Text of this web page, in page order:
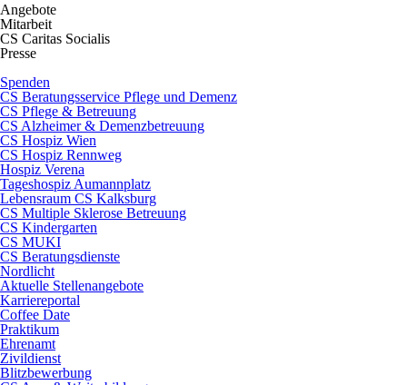
Angebote
Mitarbeit
CS Caritas Socialis
Presse
Spenden
CS Beratungsservice Pflege und Demenz
CS Pflege & Betreuung
CS Alzheimer & Demenzbetreuung
CS Hospiz Wien
CS Hospiz Rennweg
Hospiz Verena
Tageshospiz Aumannplatz
Lebensraum CS Kalksburg
CS Multiple Sklerose Betreuung
CS Kindergarten
CS MUKI
CS Beratungsdienste
Nordlicht
Aktuelle Stellenangebote
Karriereportal
Coffee Date
Praktikum
Ehrenamt
Zivildienst
Blitzbewerbung